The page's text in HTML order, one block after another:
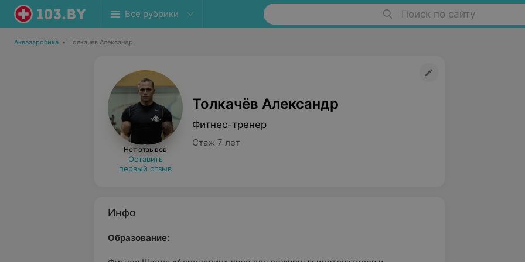
Все рубрики Поиск по сайту
Аквааэробика • Толкачёв Александр
Нет отзывов
Оставить
первый отзыв
Толкачёв Александр
Фитнес-тренер
Стаж 7 лет
Инфо
Образование: